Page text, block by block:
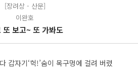
[장려상 - 산문]
이완호
또 보고~ 또 가봐도
갑자기‘헉!’숨이 목구멍에 걸려 버렸